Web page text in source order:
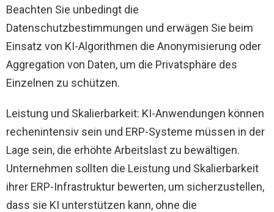
Beachten Sie unbedingt die
Datenschutzbestimmungen und erwägen Sie beim
Einsatz von KI-Algorithmen die Anonymisierung oder
Aggregation von Daten, um die Privatsphäre des
Einzelnen zu schützen.
Leistung und Skalierbarkeit: KI-Anwendungen können
rechenintensiv sein und ERP-Systeme müssen in der
Lage sein, die erhöhte Arbeitslast zu bewältigen.
Unternehmen sollten die Leistung und Skalierbarkeit
ihrer ERP-Infrastruktur bewerten, um sicherzustellen,
dass sie KI unterstützen kann, ohne die